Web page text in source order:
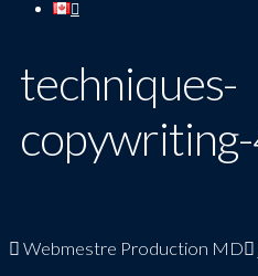
techniques-
Webmestre Production MD